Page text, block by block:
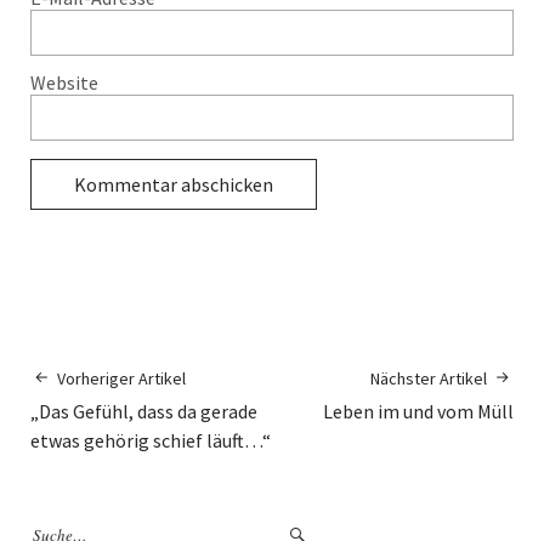
Website
Vorheriger Artikel
„Das Gefühl, dass da gerade
etwas gehörig schief läuft…“
Nächster Artikel
Leben im und vom Müll